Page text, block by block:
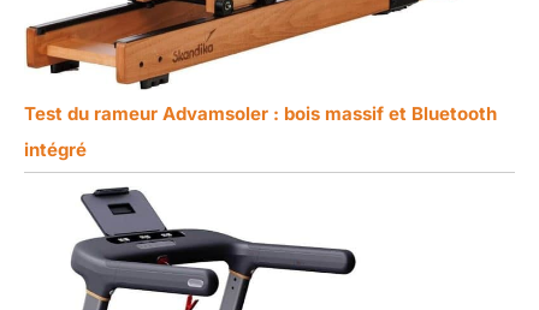
Test du rameur Advamsoler : bois massif et Bluetooth
intégré